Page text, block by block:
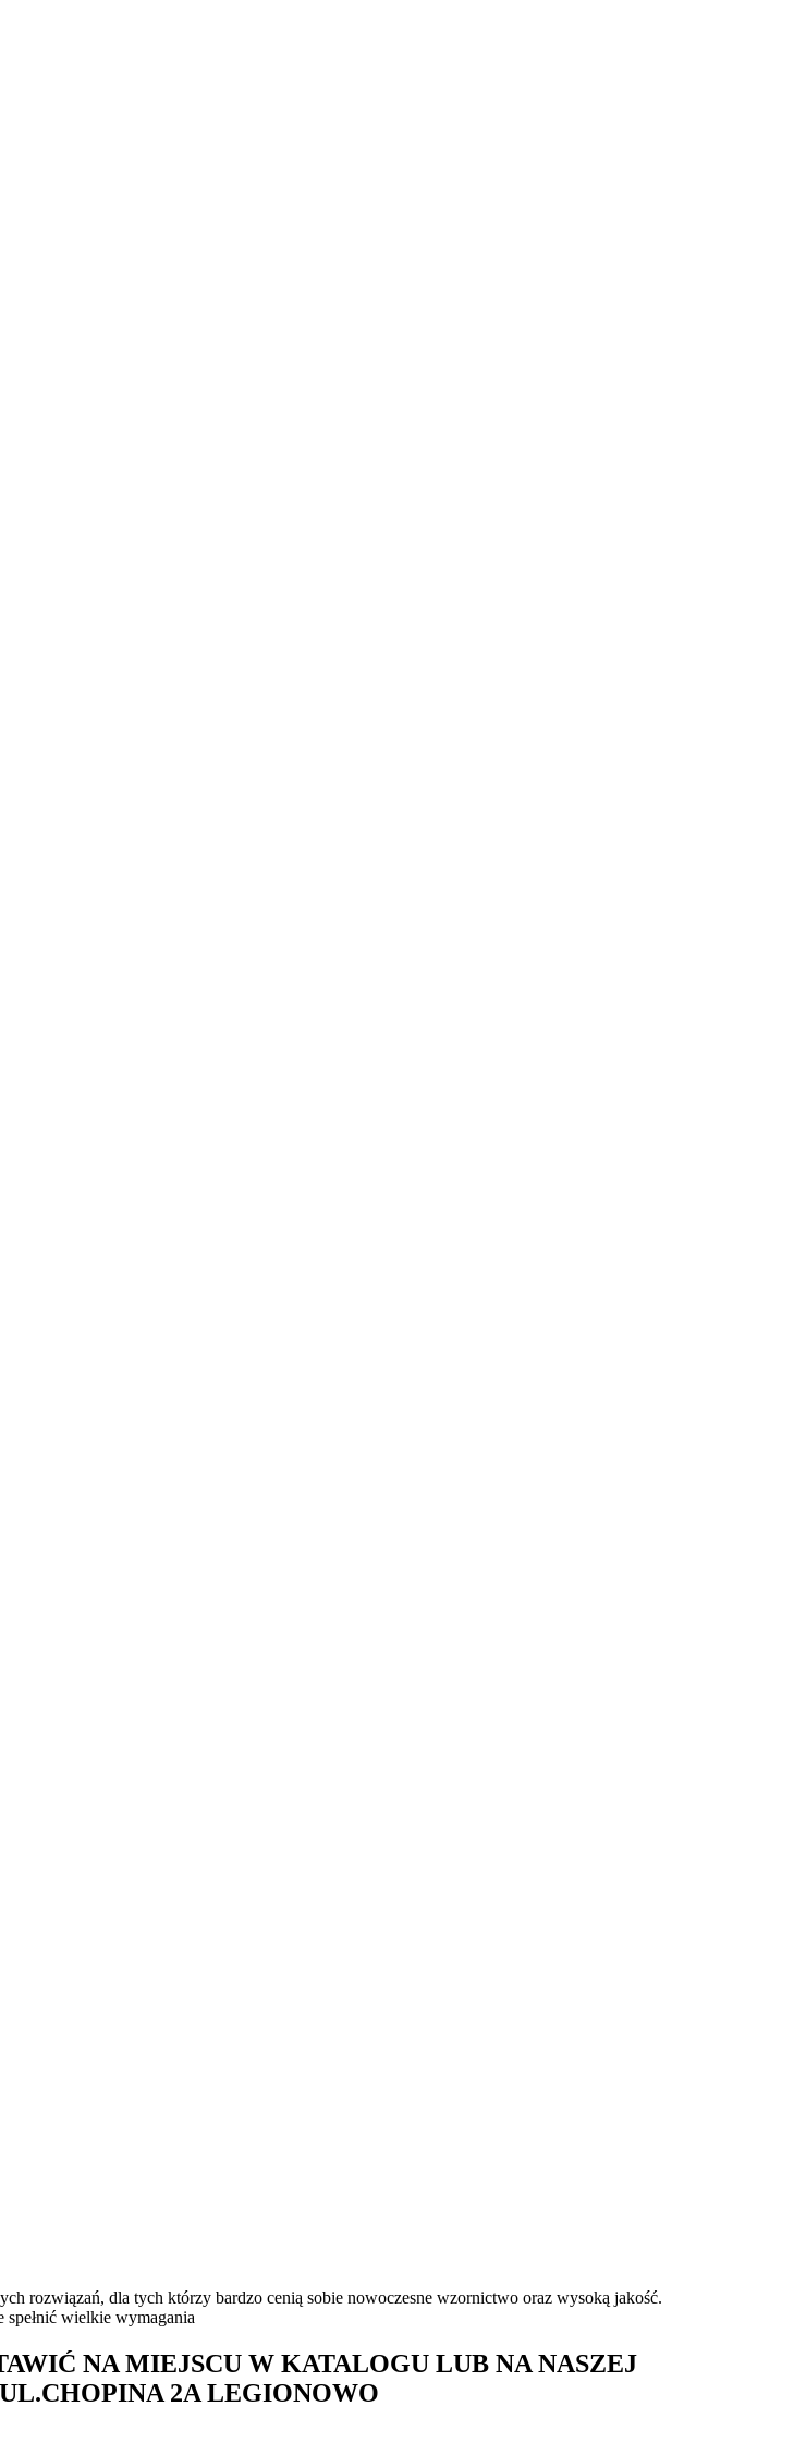
rozwiązań, dla tych którzy bardzo cenią sobie nowoczesne wzornictwo oraz wysoką jakość.
wielkie wymagania
NA MIEJSCU W KATALOGU LUB NA NASZEJ
2A LEGIONOWO